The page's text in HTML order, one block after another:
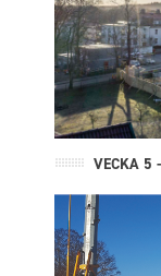
VECKA 5